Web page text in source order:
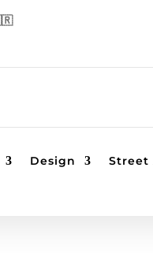
Design Street